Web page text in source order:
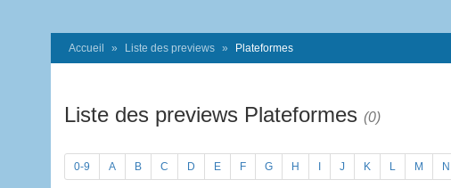
Accueil Liste des previews Plateformes
Liste des previews Plateformes (0)
0-9 A B C D E F G H J K L M N